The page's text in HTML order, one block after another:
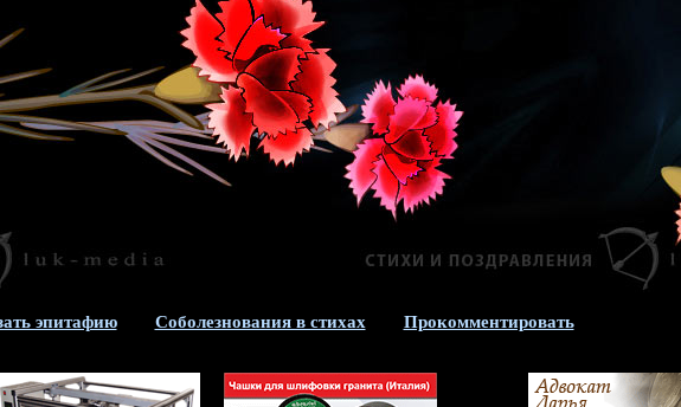
эпитафию Соболезнования в стихах Прокомментировать